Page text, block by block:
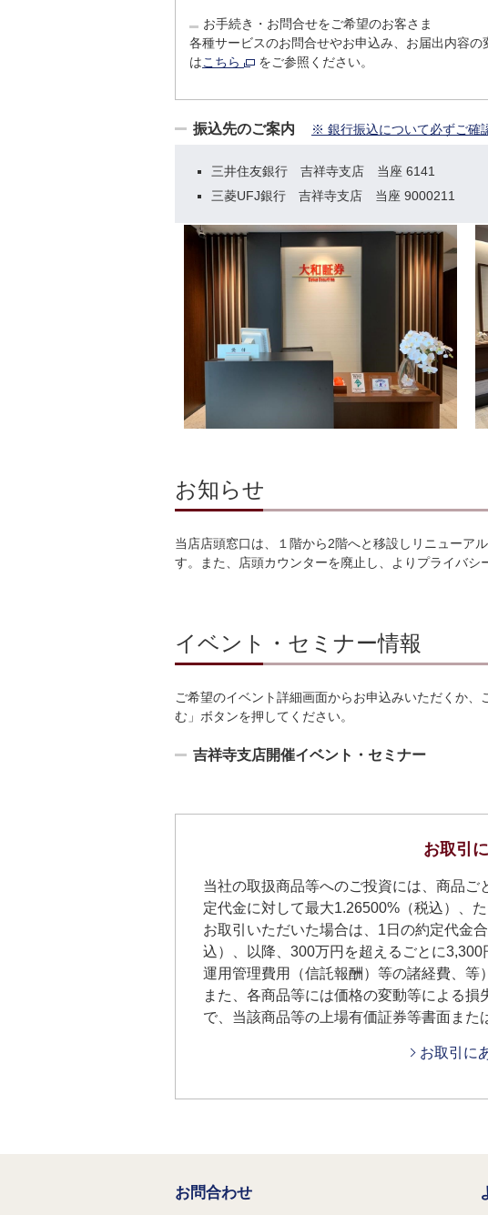
お手続き・お問合せをご希望のお客さま
各種サービスのお問合せやお申込み、お届出内容
はこちら をご参照ください。
振込先のご案内 ※ 銀行振込について必ずご確
三井住友銀行 吉祥寺支店 当座 6141
三菱UFJ銀行 吉祥寺支店 当座 9000211
お知らせ
当店店頭窓口は、１階から2階へと移設しリニューア
す。また、店頭カウンターを廃止し、よりプライバ
イベント・セミナー情報
ご希望のイベント詳細画面からお申込みいただくか
む」ボタンを押してください。
吉祥寺支店開催イベント・セミナー
お取引
当社の取扱商品等へのご投資には、商品
定代金に対して最大1.26500%（税込）、
お取引いただいた場合は、1日の約定代金
込）、以降、300万円を超えるごとに
運用管理費用（信託報酬）等の諸経費、等）
また、各商品等には価格の変動等による
で、当該商品等の上場有価証券等書面ま
お取引に
お問合わせ